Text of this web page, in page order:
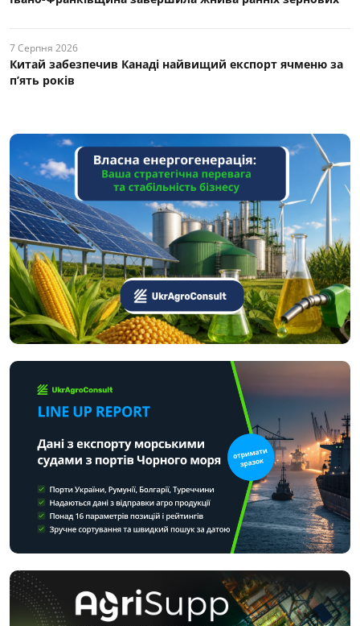
7 Серпня 2026
Китай забезпечив Канаді найвищий експорт ячменю за
п’ять років